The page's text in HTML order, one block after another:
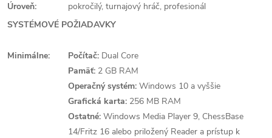
Úroveň:
pokročilý, turnajový hráč, profesionál
SYSTÉMOVÉ POŽIADAVKY
Minimálne: Počítač: Dual Core
Pamäť: 2 GB RAM
Operačný systém: Windows 10 a vyššie
Grafická karta: 256 MB RAM
Ostatné: Windows Media Player 9, ChessBase
14/Fritz 16 alebo priložený Reader a prístup k